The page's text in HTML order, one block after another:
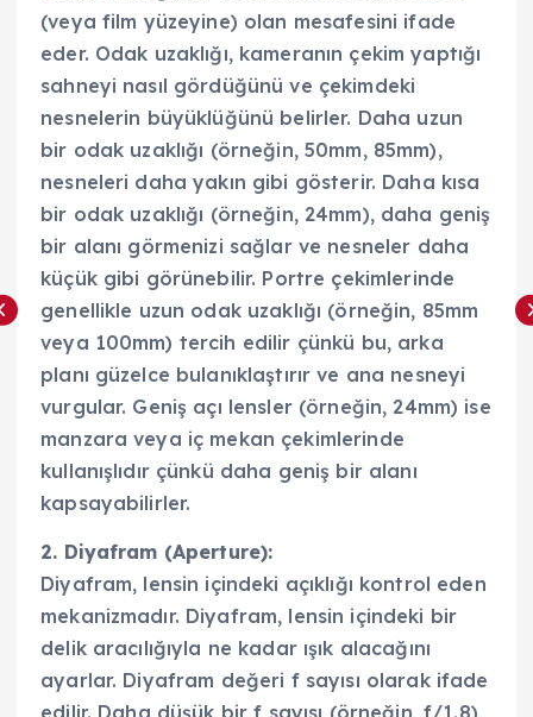
(veya film yüzeyine) olan mesafesini ifade
eder. Odak uzaklığı, kameranın çekim yaptığı
sahneyi nasıl gördüğünü ve çekimdeki
nesnelerin büyüklüğünü belirler. Daha uzun
bir odak uzaklığı (örneğin, 50mm, 85mm),
nesneleri daha yakın gibi gösterir. Daha kısa
bir odak uzaklığı (örneğin, 24mm), daha geniş
bir alanı görmenizi sağlar ve nesneler daha
küçük gibi görünebilir. Portre çekimlerinde
genellikle uzun odak uzaklığı (örneğin, 85mm
veya 100mm) tercih edilir çünkü bu, arka
planı güzelce bulanıklaştırır ve ana nesneyi
vurgular. Geniş açı lensler (örneğin, 24mm) ise
manzara veya iç mekan çekimlerinde
kullanışlıdır çünkü daha geniş bir alanı
kapsayabilirler.
2. Diyafram (Aperture):
Diyafram, lensin içindeki açıklığı kontrol eden
mekanizmadır. Diyafram, lensin içindeki bir
delik aracılığıyla ne kadar ışık alacağını
ayarlar. Diyafram değeri f sayısı olarak ifade
edilir. Daha düşük bir f sayısı (örneğin, f/1.8),